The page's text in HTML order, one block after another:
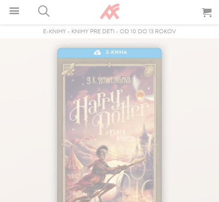
E-KNIHY - KNIHY PRE DETI - OD 10 DO 13 ROKOV
E-KNIHA